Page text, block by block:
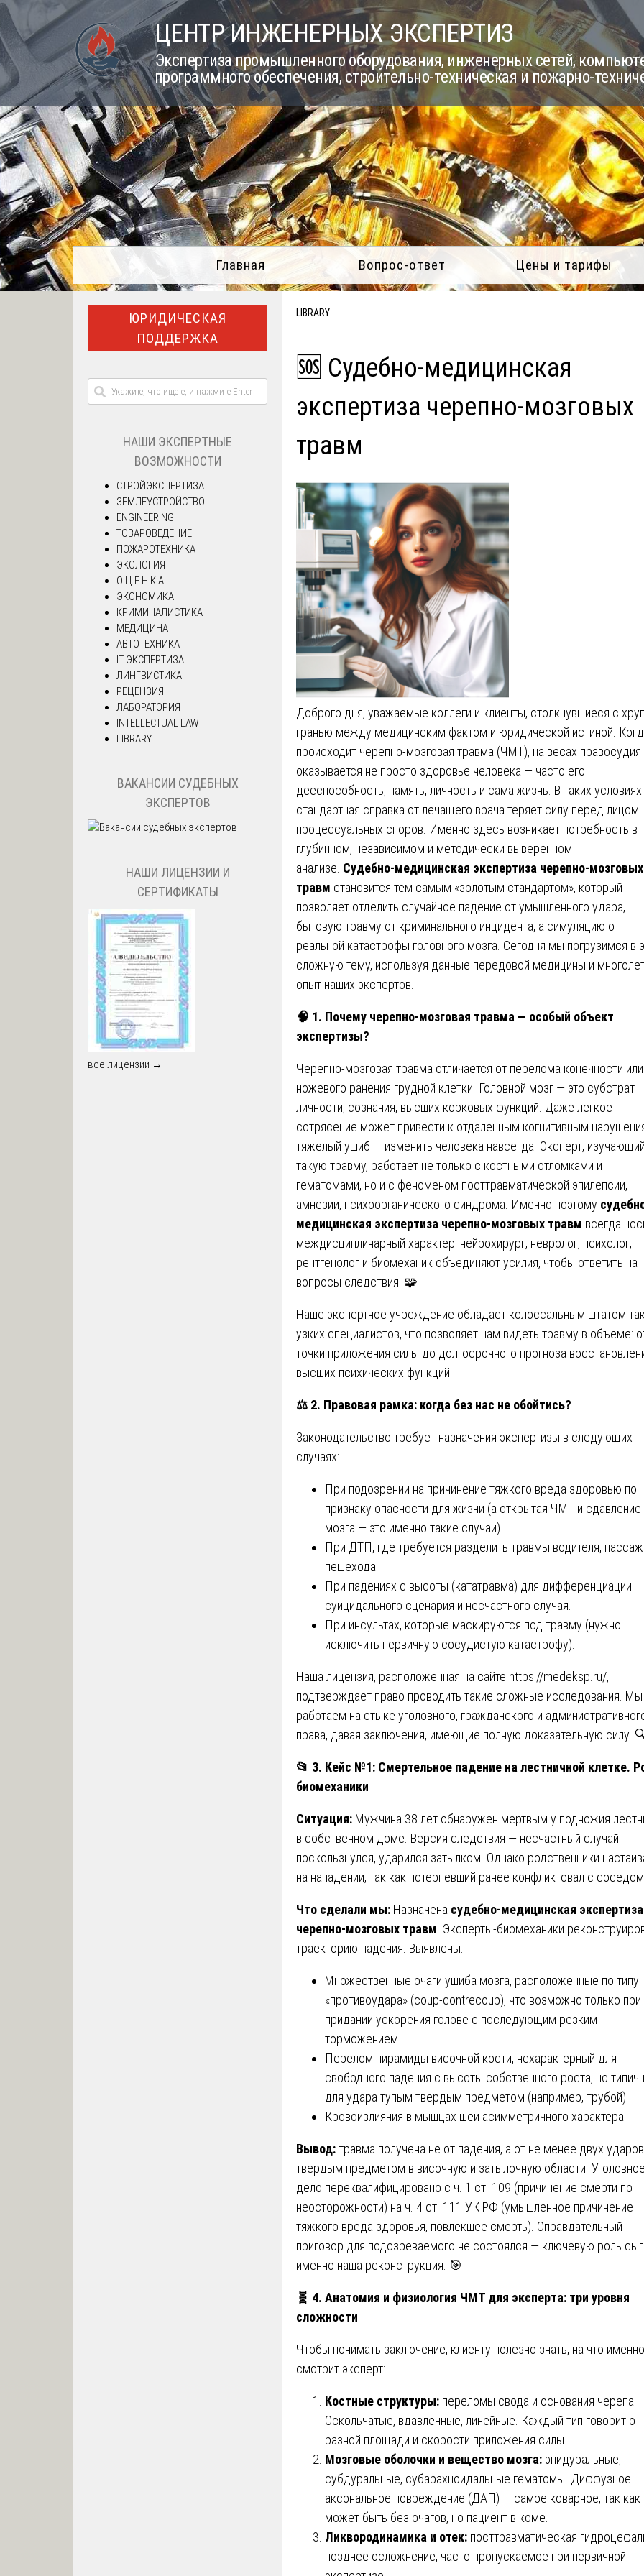
Skip
to
content
ЦЕНТР ИНЖЕНЕРНЫХ ЭКСПЕРТИЗ
Экспертиза промышленного оборудования, инженерных сетей,
программного обеспечения, строительно-техническая и пожарно-
Главная Вопрос-ответ Цены и тарифы
LIBRARY
🆘 Судебно-медицинская
экспертиза черепно-мозговых
травм
Доброго дня, уважаемые коллеги и клиенты, столкнувшиеся с
гранью между медицинским фактом и юридической истиной.
происходит черепно-мозговая травма (ЧМТ), на весах правосудия
оказывается не просто здоровье человека — часто его
дееспособность, память, личность и сама жизнь. В таких условиях
стандартная справка от лечащего врача теряет силу перед лицом
процессуальных споров. Именно здесь возникает потребность в
глубинном, независимом и методически выверенном
анализе. Судебно-медицинская экспертиза черепно-мозговых
травм становится тем самым «золотым стандартом», который
позволяет отделить случайное падение от умышленного удара,
бытовую травму от криминального инцидента, а симуляцию от
реальной катастрофы головного мозга. Сегодня мы погрузимся в
сложную тему, используя данные передовой медицины и
опыт наших экспертов.
🧠 1. Почему черепно-мозговая травма — особый объект
экспертизы?
Черепно-мозговая травма отличается от перелома конечности или
ножевого ранения грудной клетки. Головной мозг — это субстрат
личности, сознания, высших корковых функций. Даже легкое
сотрясение может привести к отдаленным когнитивным
тяжелый ушиб — изменить человека навсегда. Эксперт, изучающий
такую травму, работает не только с костными отломками и
гематомами, но и с феноменом посттравматической эпилепсии,
амнезии, психоорганического синдрома. Именно поэтому
медицинская экспертиза черепно-мозговых травм всегда
междисциплинарный характер: нейрохирург, невролог, психолог,
рентгенолог и биомеханик объединяют усилия, чтобы ответить на
вопросы следствия. 🧩
Наше экспертное учреждение обладает колоссальным штатом
узких специалистов, что позволяет нам видеть травму в объеме:
точки приложения силы до долгосрочного прогноза
высших психических функций.
⚖️ 2. Правовая рамка: когда без нас не обойтись?
Законодательство требует назначения экспертизы в следующих
случаях:
При подозрении на причинение тяжкого вреда здоровью по
признаку опасности для жизни (а открытая ЧМТ и сдавление
мозга — это именно такие случаи).
При ДТП, где требуется разделить травмы водителя,
пешехода.
При падениях с высоты (кататравма) для дифференциации
суицидального сценария и несчастного случая.
При инсультах, которые маскируются под травму (нужно
исключить первичную сосудистую катастрофу).
Наша лицензия, расположенная на сайте https://medeksp.ru/,
подтверждает право проводить такие сложные исследования. Мы
работаем на стыке уголовного, гражданского и
права, давая заключения, имеющие полную доказательную силу.
📂 3. Кейс №1: Смертельное падение на лестничной клетке.
биомеханики
Ситуация: Мужчина 38 лет обнаружен мертвым у подножия
в собственном доме. Версия следствия — несчастный случай:
поскользнулся, ударился затылком. Однако родственники
на нападении, так как потерпевший ранее конфликтовал с соседом.
Что сделали мы: Назначена судебно-медицинская экспертиза
черепно-мозговых травм . Эксперты-биомеханики
траекторию падения. Выявлены:
Множественные очаги ушиба мозга, расположенные по типу
«противоудара» (coup-contrecoup), что возможно только при
придании ускорения голове с последующим резким
торможением.
Перелом пирамиды височной кости, нехарактерный для
свободного падения с высоты собственного роста, но
для удара тупым твердым предметом (например, трубой).
Кровоизлияния в мышцах шеи асимметричного характера.
Вывод:травма получена не от падения, а от не менее двух ударов
твердым предметом в височную и затылочную области. Уголовное
дело переквалифицировано с ч. 1 ст. 109 (причинение смерти по
неосторожности) на ч. 4 ст. 111 УК РФ (умышленное причинение
тяжкого вреда здоровья, повлекшее смерть). Оправдательный
приговор для подозреваемого не состоялся — ключевую роль
именно наша реконструкция. 🎯
🧬 4. Анатомия и физиология ЧМТ для эксперта: три уровня
сложности
Чтобы понимать заключение, клиенту полезно знать, на что именно
смотрит эксперт:
Костные структуры: переломы свода и основания черепа.
Оскольчатые, вдавленные, линейные. Каждый тип говорит о
разной площади и скорости приложения силы.
Мозговые оболочки и вещество мозга: эпидуральные,
субдуральные, субарахноидальные гематомы. Диффузное
аксональное повреждение (ДАП) — самое коварное, так как
может быть без очагов, но пациент в коме.
Ликвородинамика и отек: посттравматическая
позднее осложнение, часто пропускаемое при первичной
ЮРИДИЧЕСКАЯ
ПОДДЕРЖКА
НАШИ ЭКСПЕРТНЫЕ
ВОЗМОЖНОСТИ
СТРОЙЭКСПЕРТИЗА
ЗЕМЛЕУСТРОЙСТВО
ENGINEERING
ТОВАРОВЕДЕНИЕ
ПОЖАРОТЕХНИКА
ЭКОЛОГИЯ
О Ц Е Н К А
ЭКОНОМИКА
КРИМИНАЛИСТИКА
МЕДИЦИНА
АВТОТЕХНИКА
IT ЭКСПЕРТИЗА
ЛИНГВИСТИКА
РЕЦЕНЗИЯ
ЛАБОРАТОРИЯ
INTELLECTUAL LAW
LIBRARY
ВАКАНСИИ СУДЕБНЫХ
ЭКСПЕРТОВ
НАШИ ЛИЦЕНЗИИ И
СЕРТИФИКАТЫ
все лицензии →